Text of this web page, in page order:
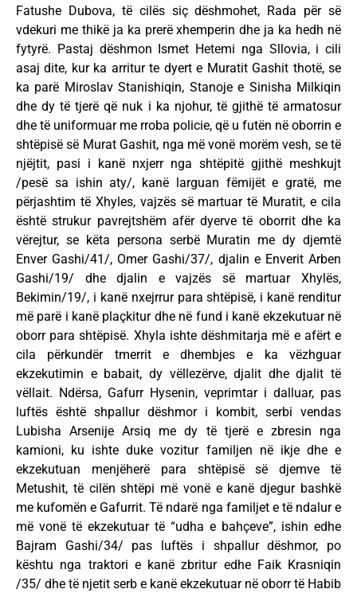
Fatushe Dubova, të cilës siç dëshmohet, Rada për së
vdekuri me thikë ja ka prerë xhemperin dhe ja ka hedh në
fytyrë. Pastaj dëshmon Ismet Hetemi nga Sllovia, i cili
asaj dite, kur ka arritur te dyert e Muratit Gashit thotë, se
ka parë Miroslav Stanishiqin, Stanoje e Sinisha Milkiqin
dhe dy të tjerë që nuk i ka njohur, të gjithë të armatosur
dhe të uniformuar me rroba policie, që u futën në oborrin e
shtëpisë së Murat Gashit, nga më vonë morëm vesh, se të
njëjtit, pasi i kanë nxjerr nga shtëpitë gjithë meshkujt
/pesë sa ishin aty/, kanë larguan fëmijët e gratë, me
përjashtim të Xhyles, vajzës së martuar të Muratit, e cila
është strukur pavrejtshëm afër dyerve të oborrit dhe ka
vërejtur, se këta persona serbë Muratin me dy djemtë
Enver Gashi/41/, Omer Gashi/37/, djalin e Enverit Arben
Gashi/19/ dhe djalin e vajzës së martuar Xhylës,
Bekimin/19/, i kanë nxejrrur para shtëpisë, i kanë renditur
më parë i kanë plaçkitur dhe në fund i kanë ekzekutuar në
oborr para shtëpisë. Xhyla ishte dëshmitarja më e afërt e
cila përkundër tmerrit e dhembjes e ka vëzhguar
ekzekutimin e babait, dy vëllezërve, djalit dhe djalit të
vëllait. Ndërsa, Gafurr Hysenin, veprimtar i dalluar, pas
luftës është shpallur dëshmor i kombit, serbi vendas
Lubisha Arsenije Arsiq me dy të tjerë e zbresin nga
kamioni, ku ishte duke vozitur familjen në ikje dhe e
ekzekutuan menjëherë para shtëpisë së djemve të
Metushit, të cilën shtëpi më vonë e kanë djegur bashkë
me kufomën e Gafurrit. Të ndarë nga familjet e të ndalur e
më vonë të ekzekutuar të “udha e bahçeve”, ishin edhe
Bajram Gashi/34/ pas luftës i shpallur dëshmor, po
kështu nga traktori e kanë zbritur edhe Faik Krasniqin
/35/ dhe të njetit serb e kanë ekzekutuar në oborr të Habib